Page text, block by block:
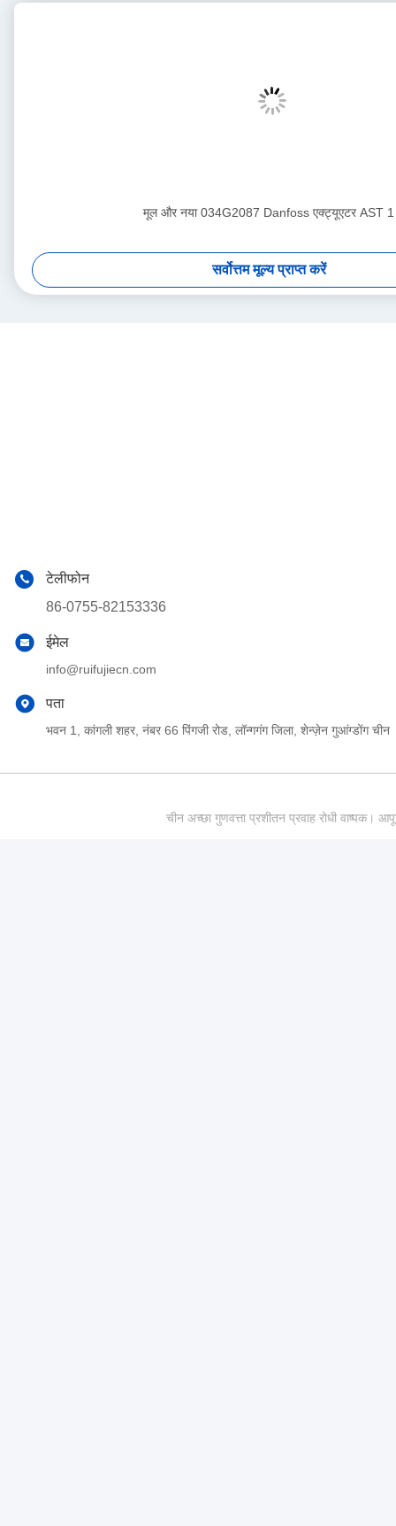
मूल और नया 034G2087 Danfoss एक्ट्यूएटर AST 1
सर्वोत्तम मूल्य प्राप्त करें
टेलीफोन
86-0755-82153336
ईमेल
info@ruifujiecn.com
पता
भवन 1, कांगली शहर, नंबर 66 पिंगजी रोड, लॉन्गगंग जिला, शेन्ज़ेन गुआंग्डोंग चीन
चीन अच्छा गुणवत्ता प्रशीतन प्रवाह रोधी